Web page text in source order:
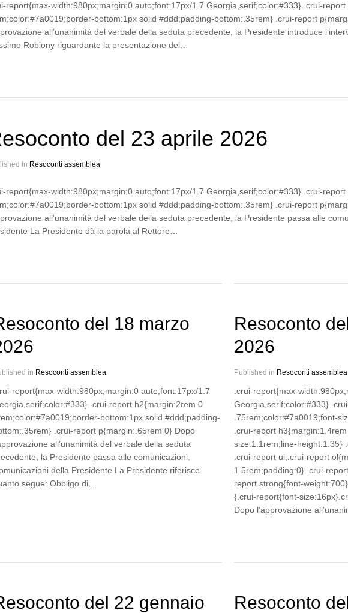
report{max-width:980px;margin:0 auto;font:17px/1.7 Georgia,serif;color:#333} .crui-
bottom:1px solid #ddd;padding-bottom:.35rem} .crui-report
all’unanimità del verbale della seduta precedente, la Presidente introduce
Robiony riguardante la presentazione del…
del 23 aprile 2026
in Resoconti assemblea
report{max-width:980px;margin:0 auto;font:17px/1.7 Georgia,serif;color:#333} .crui-
bottom:1px solid #ddd;padding-bottom:.35rem} .crui-report
all’unanimità del verbale della seduta precedente, la Presidente passa alle
La Presidente dà la parola al Rettore…
del 18 marzo
in Resoconti assemblea
report{max-width:980px;margin:0 auto;font:17px/1.7
.crui-report h2{margin:2rem 0
bottom:1px solid #ddd;padding-
.crui-report p{margin:.65rem 0} Dopo
all’unanimità del verbale della seduta
la Presidente passa alle comunicazioni.
della Presidente La Presidente riferisce
segue: Obbligo di…
Resoconto
2026
Published in Resoconti assemblea
.crui-report{max-
Georgia,serif;color:#333}
.75rem;color:#7a0019;font-
.crui-report
size:1.1rem;line-height:1.35}
.crui-report ul,.crui-report
1.5rem;padding:0} .crui-
report strong{font-
{.crui-report{font-
Dopo l’approvazione
del 22 gennaio
Resoconto